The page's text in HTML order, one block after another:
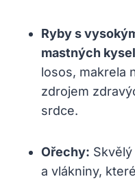
Ryby s
mastných
losos, makrela
zdrojem
srdce.
Ořechy:
a vlákniny,